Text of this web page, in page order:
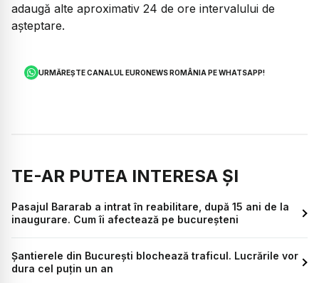
adaugă alte aproximativ 24 de ore intervalului de
așteptare.
URMĂREȘTE CANALUL EURONEWS ROMÂNIA PE WHATSAPP!
TE-AR PUTEA INTERESA ȘI
Pasajul Bararab a intrat în reabilitare, după 15 ani de la
inaugurare. Cum îi afectează pe bucureșteni
Șantierele din București blochează traficul. Lucrările vor
dura cel puțin un an